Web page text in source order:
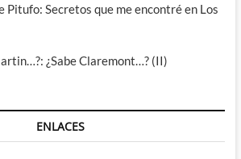
Pitufo: Secretos que me encontré en Los
¿Sabe Claremont…? (II)
ENLACES